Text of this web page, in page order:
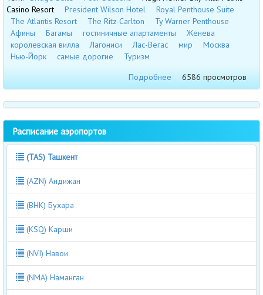
Casino Resort
President Wilson Hotel
Royal Penthouse Suite
The Atlantis Resort
The Ritz-Carlton
Ty Warner Penthouse
Афины
Багамы гостиничные апартаменты
Женева
королевская вилла
Лагониси Лас-Вегас мир
Москва
Нью-Йорк
самые дорогие
Туризм
Подробнее
6586 просмотров
Расписание аэропортов
(TAS) Ташкент
(AZN) Андижан
(BHK) Бухара
(KSQ) Карши
(NVI) Навои
(NMA) Наманган